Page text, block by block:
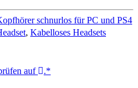
, Kabelloses Headsets
auf .*